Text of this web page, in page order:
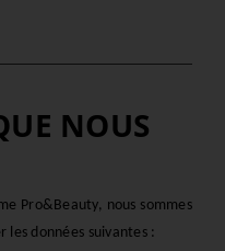
NOUS
Pro&Beauty, nous sommes
données suivantes :